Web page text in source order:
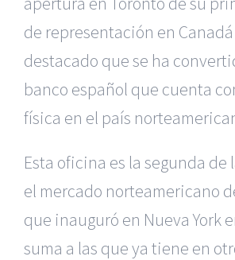
de representación en Canadá
destacado que se ha
banco español que cuenta
física en el país
Esta oficina es la segunda de
el mercado norteamericano
que inauguró en Nueva York
suma a las queya tiene en